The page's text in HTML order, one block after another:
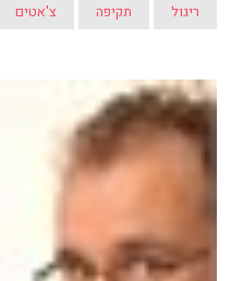
ריגול תקיפה צ'אטים